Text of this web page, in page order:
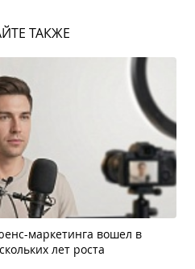
ТАКЖЕ
маркетинга вошел в
лет роста